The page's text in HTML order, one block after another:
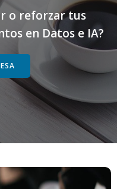
o reforzar tus
en Datos e IA?